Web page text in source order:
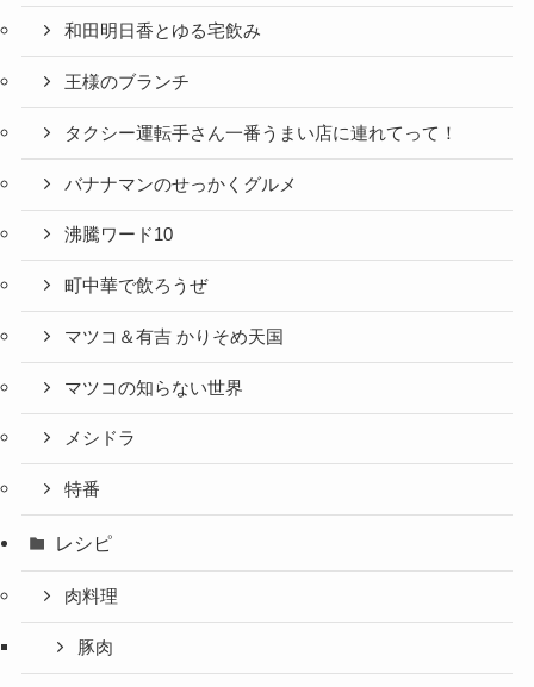
和田明日香とゆる宅飲み
王様のブランチ
タクシー運転手さん一番うまい店に連れてって！
バナナマンのせっかくグルメ
沸騰ワード10
町中華で飲ろうぜ
マツコ＆有吉 かりそめ天国
マツコの知らない世界
メシドラ
特番
レシピ
肉料理
豚肉